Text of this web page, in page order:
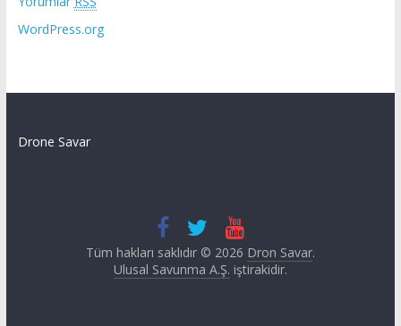
WordPress.org
Drone Savar
Tüm hakları saklıdır © 2026 Dron Savar.
Ulusal Savunma A.Ş. iştirakidir.